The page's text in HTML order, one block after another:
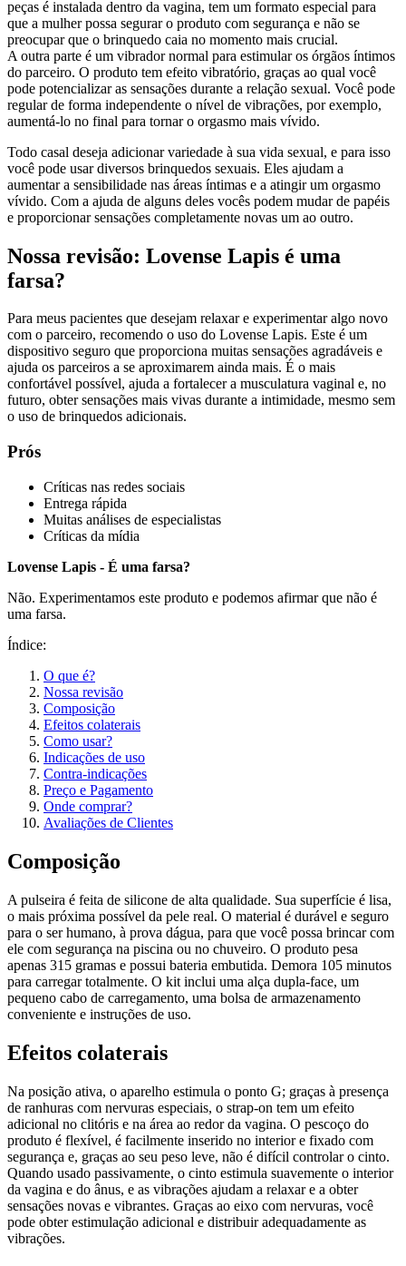
peças é instalada dentro da vagina, tem um formato especial para
que a mulher possa segurar o produto com segurança e não se
preocupar que o brinquedo caia no momento mais crucial.
A outra parte é um vibrador normal para estimular os órgãos íntimos
do parceiro. O produto tem efeito vibratório, graças ao qual você
pode potencializar as sensações durante a relação sexual. Você pode
regular de forma independente o nível de vibrações, por exemplo,
aumentá-lo no final para tornar o orgasmo mais vívido.
Todo casal deseja adicionar variedade à sua vida sexual, e para isso
você pode usar diversos brinquedos sexuais. Eles ajudam a
aumentar a sensibilidade nas áreas íntimas e a atingir um orgasmo
vívido. Com a ajuda de alguns deles vocês podem mudar de papéis
e proporcionar sensações completamente novas um ao outro.
Nossa revisão: Lovense Lapis é uma
farsa?
Para meus pacientes que desejam relaxar e experimentar algo novo
com o parceiro, recomendo o uso do Lovense Lapis. Este é um
dispositivo seguro que proporciona muitas sensações agradáveis e
ajuda os parceiros a se aproximarem ainda mais. É o mais
confortável possível, ajuda a fortalecer a musculatura vaginal e, no
futuro, obter sensações mais vivas durante a intimidade, mesmo sem
o uso de brinquedos adicionais.
Prós
Críticas nas redes sociais
Entrega rápida
Muitas análises de especialistas
Críticas da mídia
Lovense Lapis - É uma farsa?
Não. Experimentamos este produto e podemos afirmar que não é
uma farsa.
Índice:
O que é?
Nossa revisão
Composição
Efeitos colaterais
Como usar?
Indicações de uso
Contra-indicações
Preço e Pagamento
Onde comprar?
Avaliações de Clientes
Composição
A pulseira é feita de silicone de alta qualidade. Sua superfície é lisa,
o mais próxima possível da pele real. O material é durável e seguro
para o ser humano, à prova dágua, para que você possa brincar com
ele com segurança na piscina ou no chuveiro. O produto pesa
apenas 315 gramas e possui bateria embutida. Demora 105 minutos
para carregar totalmente. O kit inclui uma alça dupla-face, um
pequeno cabo de carregamento, uma bolsa de armazenamento
conveniente e instruções de uso.
Efeitos colaterais
Na posição ativa, o aparelho estimula o ponto G; graças à presença
de ranhuras com nervuras especiais, o strap-on tem um efeito
adicional no clitóris e na área ao redor da vagina. O pescoço do
produto é flexível, é facilmente inserido no interior e fixado com
segurança e, graças ao seu peso leve, não é difícil controlar o cinto.
Quando usado passivamente, o cinto estimula suavemente o interior
da vagina e do ânus, e as vibrações ajudam a relaxar e a obter
sensações novas e vibrantes. Graças ao eixo com nervuras, você
pode obter estimulação adicional e distribuir adequadamente as
vibrações.